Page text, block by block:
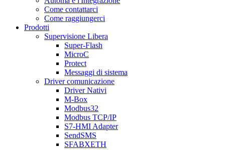
Come contattarci
Come raggiungerci
Prodotti
Supervisione Libera
Super-Flash
MicroC
Protect
Messaggi di sistema
Driver comunicazione
Driver Nativi
M-Box
Modbus32
Modbus TCP/IP
S7-HMI Adapter
SendSMS
SFABXETH